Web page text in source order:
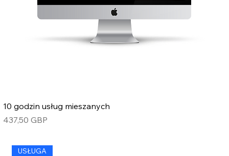
10 godzin usług mieszanych
Cena
437,50 GBP
USŁUGA